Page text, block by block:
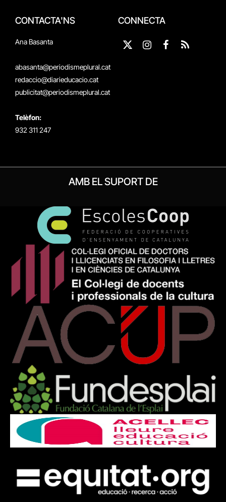
CONTACTA'NS
Ana Basanta
abasanta@periodismeplural.cat
redaccio@diarieducacio.cat
publicitat@periodismeplural.cat
Telèfon:
932 311 247
CONNECTA
X
Instagram
Facebook
RSS
AMB EL SUPORT DE